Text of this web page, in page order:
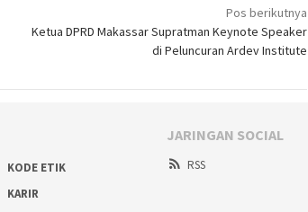
Pos berikutnya
Ketua DPRD Makassar Supratman Keynote Speaker
di Peluncuran Ardev Institute
KODE ETIK
KARIR
JARINGAN SOCIAL
RSS